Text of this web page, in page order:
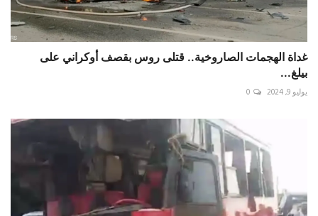
غداة الهجمات الصاروخية.. قتلى روس بقصف أوكراني على
بيلغ...
يوليو 9, 2024 0